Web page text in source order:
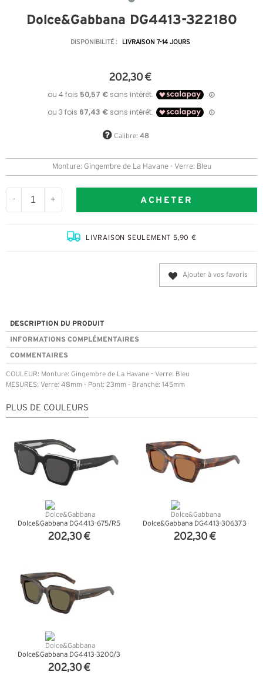
Dolce&Gabbana DG4413-322180
DISPONIBILITÉ : LIVRAISON 7-14 JOURS
202,30 €
Calibre: 48
Monture: Gingembre de La Havane - Verre: Bleu
- + ACHETER
LIVRAISON SEULEMENT 5,90 €
Ajouter à vos favoris
DESCRIPTION DU PRODUIT
INFORMATIONS COMPLÉMENTAIRES
COMMENTAIRES
COULEUR: Monture: Gingembre de La Havane - Verre: Bleu
MESURES: Verre: 48mm - Pont: 23mm - Branche: 145mm
PLUS DE COULEURS
Dolce&Gabbana DG4413-675/R5
202,30 €
Dolce&Gabbana DG4413-306373
202,30 €
Dolce&Gabbana DG4413-3200/3
202,30 €